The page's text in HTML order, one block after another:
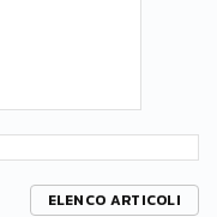
ELENCO ARTICOLI